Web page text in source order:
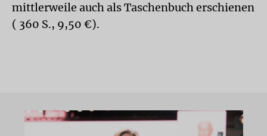
mittlerweile auch als Taschenbuch erschienen
( 360 S., 9,50 €).